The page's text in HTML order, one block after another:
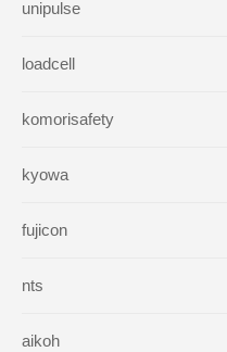
unipulse
loadcell
komorisafety
kyowa
fujicon
nts
aikoh